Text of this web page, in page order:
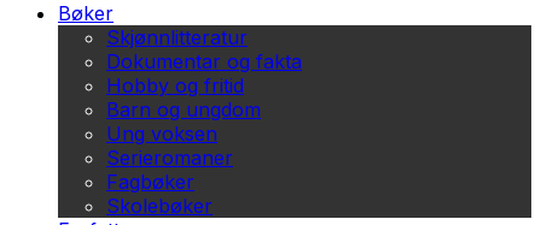
Bøker
Skjønnlitteratur
Dokumentar og fakta
Hobby og fritid
Barn og ungdom
Ung voksen
Serieromaner
Fagbøker
Skolebøker